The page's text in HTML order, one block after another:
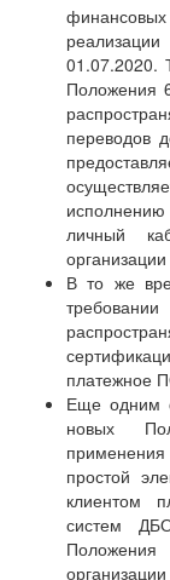
01.07.2020.
Положения
переводов
личный
В то же
платежное
Еще одним
новых
простой
клиентом
систем